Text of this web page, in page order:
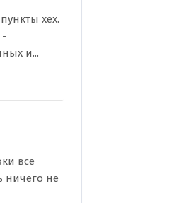
хех.
-
и...
все
ничего не